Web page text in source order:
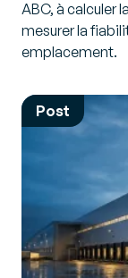
ABC, à calculer
mesurer la
emplacement.
Post